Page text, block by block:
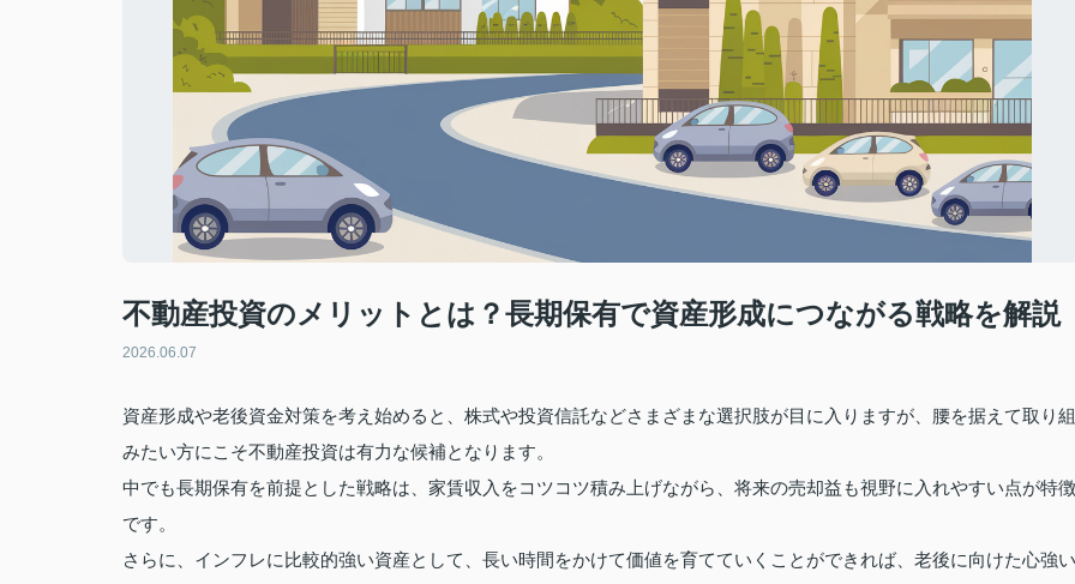
不動産投資のメリットとは？長期保有で資産形成につながる戦略を解説
2026.06.07
資産形成や老後資金対策を考え始めると、株式や投資信託などさまざまな選択肢が目に入りますが、腰を据えて取り組
みたい方にこそ不動産投資は有力な候補となります。
中でも長期保有を前提とした戦略は、家賃収入をコツコツ積み上げながら、将来の売却益も視野に入れやすい点が特徴
です。
さらに、インフレに比較的強い資産として、長い時間をかけて価値を育てていくことができれば、老後に向けた心強い